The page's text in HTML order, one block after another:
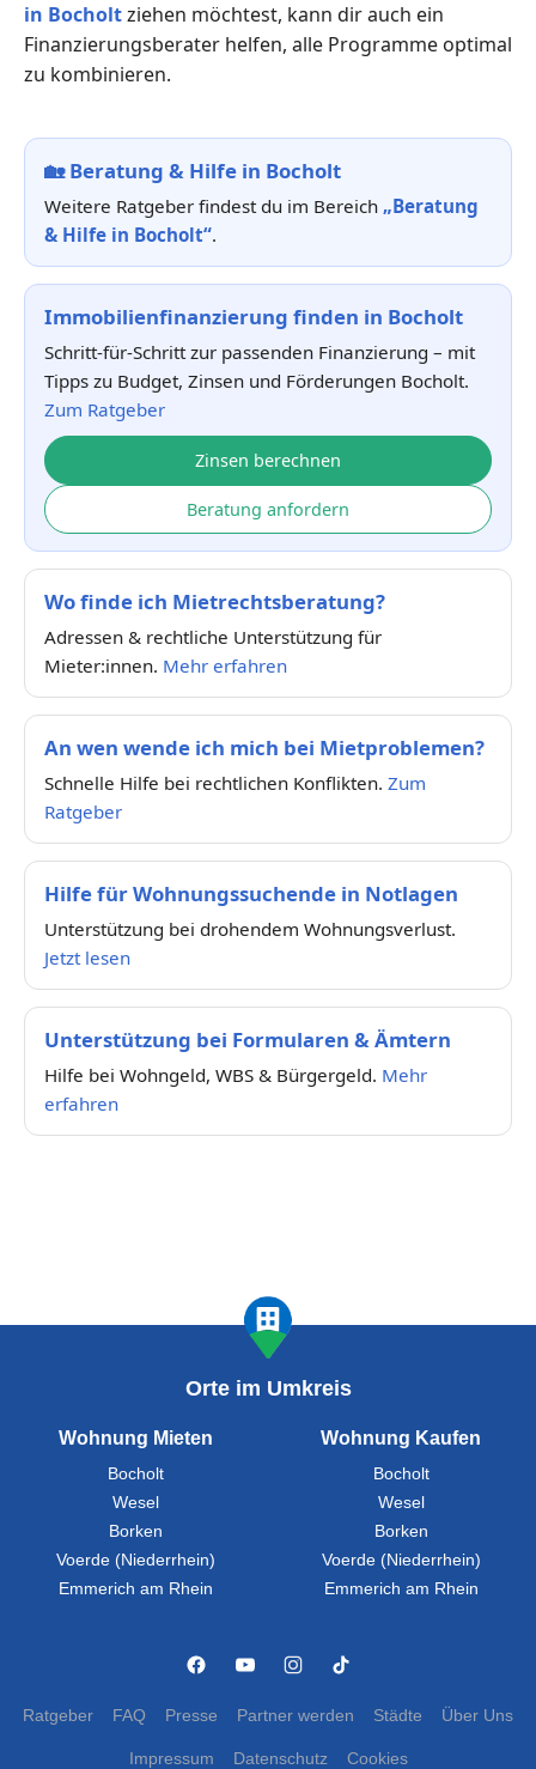
in Bocholtziehen möchtest, kann dir auch ein
Finanzierungsberater helfen, alle Programme optimal
zu kombinieren.
🏡Beratung & Hilfe in Bocholt
Weitere Ratgeber findest du im Bereich „Beratung
& Hilfe in Bocholt“.
Immobilienfinanzierung finden in Bocholt
Schritt-für-Schritt zur passenden Finanzierung – mit
Tipps zu Budget, Zinsen und Förderungen Bocholt.
Zum Ratgeber
Zinsen berechnen
Beratung anfordern
Wo finde ich Mietrechtsberatung?
Adressen & rechtliche Unterstützung für
Mieter:innen. Mehr erfahren
An wen wende ich mich bei Mietproblemen?
Schnelle Hilfe bei rechtlichen Konflikten. Zum
Ratgeber
Hilfe für Wohnungssuchende in Notlagen
Unterstützung bei drohendem Wohnungsverlust.
Jetzt lesen
Unterstützung bei Formularen & Ämtern
Hilfe bei Wohngeld, WBS & Bürgergeld. Mehr
erfahren
Orte im Umkreis
Wohnung Mieten
Bocholt
Wesel
Borken
Voerde (Niederrhein)
Emmerich am Rhein
Wohnung Kaufen
Bocholt
Wesel
Borken
Voerde (Niederrhein)
Emmerich am Rhein
Ratgeber FAQ Presse Partner werden Städte Über Uns
Impressum Datenschutz Cookies